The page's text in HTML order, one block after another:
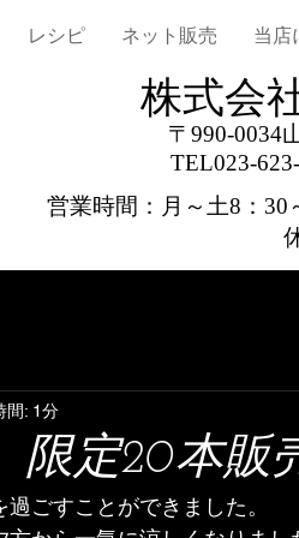
レシピ ネット販売 当店
株式会
〒990-0034
TEL023-
営業時間：月～土8：30
限定20本販
間: 1分
ごすことができました。